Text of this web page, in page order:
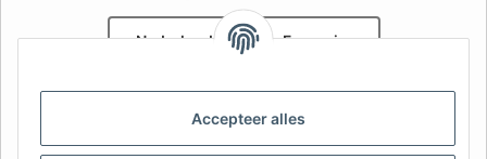
Accepteer alles
Nederlands Français
Uw specialist in onderdelen voor aanhangwagens | Votre
spécialiste en pièces détachées pour remorques